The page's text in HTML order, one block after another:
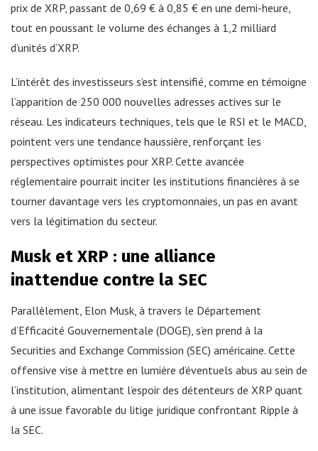
prix de XRP, passant de 0,69 € à 0,85 € en une demi-heure,
tout en poussant le volume des échanges à 1,2 milliard
d’unités d’XRP.
L’intérêt des investisseurs s’est intensifié, comme en témoigne
l’apparition de 250 000 nouvelles adresses actives sur le
réseau. Les indicateurs techniques, tels que le RSI et le MACD,
pointent vers une tendance haussière, renforçant les
perspectives optimistes pour XRP. Cette avancée
réglementaire pourrait inciter les institutions financières à se
tourner davantage vers les cryptomonnaies, un pas en avant
vers la légitimation du secteur.
Musk et XRP : une alliance
inattendue contre la SEC
Parallèlement, Elon Musk, à travers le Département
d’Efficacité Gouvernementale (DOGE), s’en prend à la
Securities and Exchange Commission (SEC) américaine. Cette
offensive vise à mettre en lumière d’éventuels abus au sein de
l’institution, alimentant l’espoir des détenteurs de XRP quant
à une issue favorable du litige juridique confrontant Ripple à
la SEC.